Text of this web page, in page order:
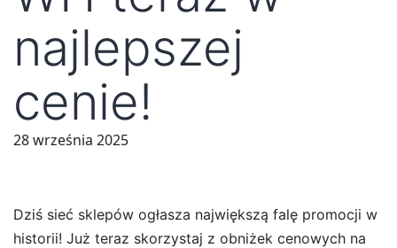
najlepszej
cenie!
28 września 2025
Dziś sieć sklepów ogłasza największą falę promocji w
historii! Już teraz skorzystaj z obniżek cenowych na